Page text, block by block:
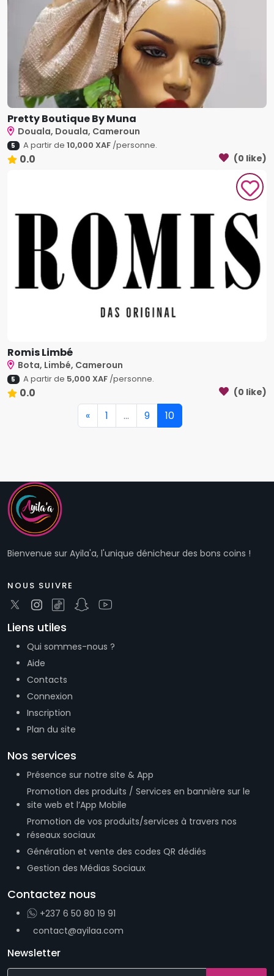
Pretty Boutique By Muna
Douala, Douala, Cameroun
5 A partir de 10,000 XAF/personne.
0.0 (0 like)
Romis Limbé
Bota, Limbé, Cameroun
5 A partir de 5,000 XAF/personne.
0.0 (0 like)
« 1 ... 9 10
Bienvenue sur Ayila'a, l'unique dénicheur des bons coins !
NOUS SUIVRE
Liens utiles
Qui sommes-nous ?
Aide
Contacts
Connexion
Inscription
Plan du site
Nos services
Présence sur notre site & App
Promotion des produits / Services en bannière sur le
site web et l’App Mobile
Promotion de vos produits/services à travers nos
réseaux sociaux
Génération et vente des codes QR dédiés
Gestion des Médias Sociaux
Contactez nous
+237 6 50 80 19 91
contact@ayilaa.com
Newsletter